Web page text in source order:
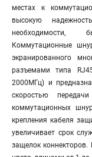
местах к
высокую
необходимости,
Коммутационные
экранированного
разъемами типа
2000МГц) и
скоростью
коммутационных
крепления кабеля
увеличивает срок
защелок